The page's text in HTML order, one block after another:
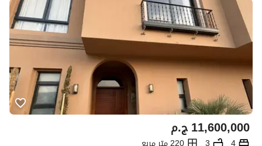
ج.م11,600,000